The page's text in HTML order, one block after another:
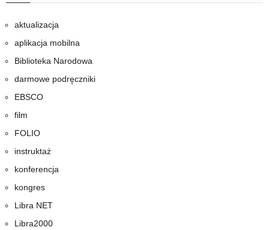
aktualizacja
aplikacja mobilna
Biblioteka Narodowa
darmowe podręczniki
EBSCO
film
FOLIO
instruktaż
konferencja
kongres
Libra NET
Libra2000